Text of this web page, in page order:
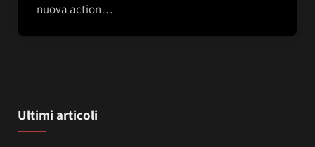
nuova action…
Ultimi articoli